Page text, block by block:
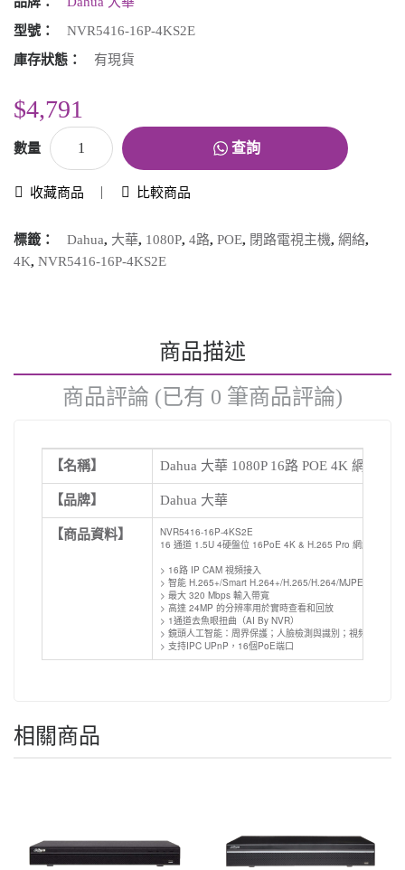
型號：
NVR5416-16P-4KS2E
庫存狀態：
有現貨
$4,791
數量 查詢
收藏商品 比較商品
標籤： Dahua, 大華, 1080P, 4路, POE, 閉路電視主機, 網絡,
4K, NVR5416-16P-4KS2E
商品描述
商品評論 (已有 0 筆商品評論)
【名稱】 Dahua 大華 1080P 16路 POE 4K 網絡閉
【品牌】 Dahua 大華
【商品資料】
NVR5416-16P-4KS2E
16 通道 1.5U 4硬盤位 16PoE 4K & H.265 Pro 網絡視頻錄
> 16路 IP CAM 視頻接入
> 智能 H.265+/Smart H.264+/H.265/H.264/MJPEG；
> 最大 320 Mbps 輸入帶寬
> 高達 24MP 的分辨率用於實時查看和回放
> 1通道去魚眼扭曲（AI By NVR）
> 鏡頭人工智能：周界保護；人臉檢測與識別；視頻元數據
> 支持IPC UPnP，16個PoE端口
相關商品